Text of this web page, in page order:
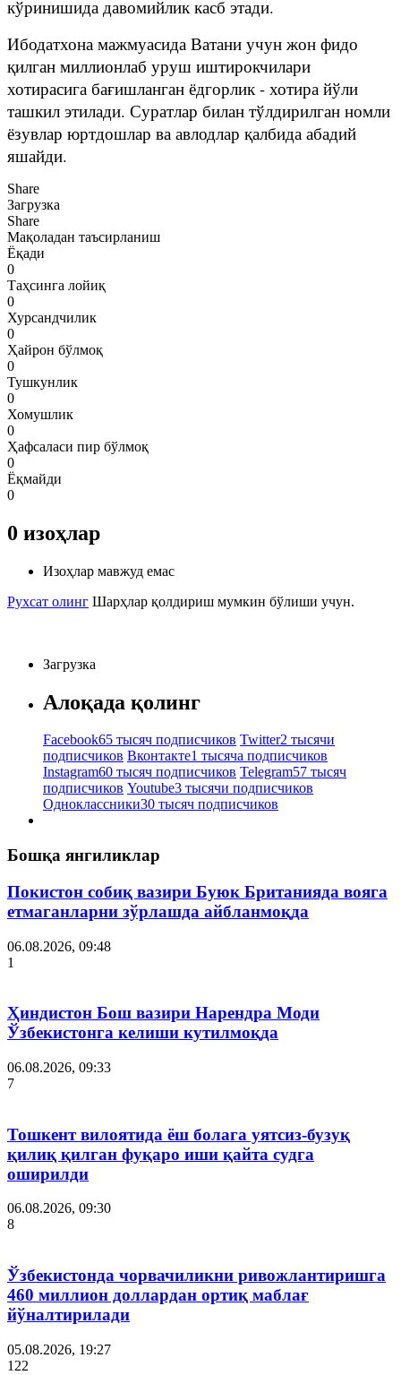
кўринишида давомийлик касб этади.
Ибодатхона мажмуасида Ватани учун жон фидо
қилган миллионлаб уруш иштирокчилари
хотирасига бағишланган ёдгорлик - хотира йўли
ташкил этилади. Суратлар билан тўлдирилган номли
ёзувлар юртдошлар ва авлодлар қалбида абадий
яшайди.
Share
Загрузка
Share
Мақоладан таъсирланиш
Ёқади
0
Таҳсинга лойиқ
0
Хурсандчилик
0
Ҳайрон бўлмоқ
0
Тушкунлик
0
Хомушлик
0
Ҳафсаласи пир бўлмоқ
0
Ёқмайди
0
0 изоҳлар
Изоҳлар мавжуд емас
Рухсат олинг Шарҳлар қолдириш мумкин бўлиши учун.
Загрузка
Алоқада қолинг
Facebook65 тысяч подписчиков Twitter2 тысячи
подписчиков Вконтакте1 тысяча подписчиков
Instagram60 тысяч подписчиков Telegram57 тысяч
подписчиков Youtube3 тысячи подписчиков
Одноклассники30 тысяч подписчиков
Бошқа янгиликлар
Покистон собиқ вазири Буюк Британияда вояга
етмаганларни зўрлашда айбланмоқда
06.08.2026, 09:48
1
Ҳиндистон Бош вазири Нарендра Моди
Ўзбекистонга келиши кутилмоқда
06.08.2026, 09:33
7
Тошкент вилоятида ёш болага уятсиз-бузуқ
қилиқ қилган фуқаро иши қайта судга
оширилди
06.08.2026, 09:30
8
Ўзбекистонда чорвачиликни ривожлантиришга
460 миллион доллардан ортиқ маблағ
йўналтирилади
05.08.2026, 19:27
122